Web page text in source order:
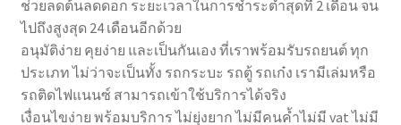
ช่วยลดต้นลดดอก ระยะเวลาในการชำระต่ำสุดที่ 2 เดือน จน
ไปถึงสูงสุด 24 เดือนอีกด้วย
อนุมัติง่าย คุยง่าย และเป็นกันเอง ที่เราพร้อมรับรถยนต์ ทุก
ประเภท ไม่ว่าจะเป็นทั้ง รถกระบะ รถตู้ รถเก๋ง เรามีเล่มหรือ
รถติดไฟแนนซ์ สามารถเข้าใช้บริการได้จริง
เงื่อนไขง่าย พร้อมบริการ ไม่ยุ่งยาก ไม่มีคนค้ำไม่มี vat ไม่มี